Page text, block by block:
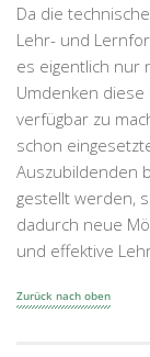
Da die
Lehr- und
es eigentlich nur
Umdenken
verfügbar zu
schon
Auszubildenden
gestellt werden,
dadurch neue
und effektive
Zurück nach oben